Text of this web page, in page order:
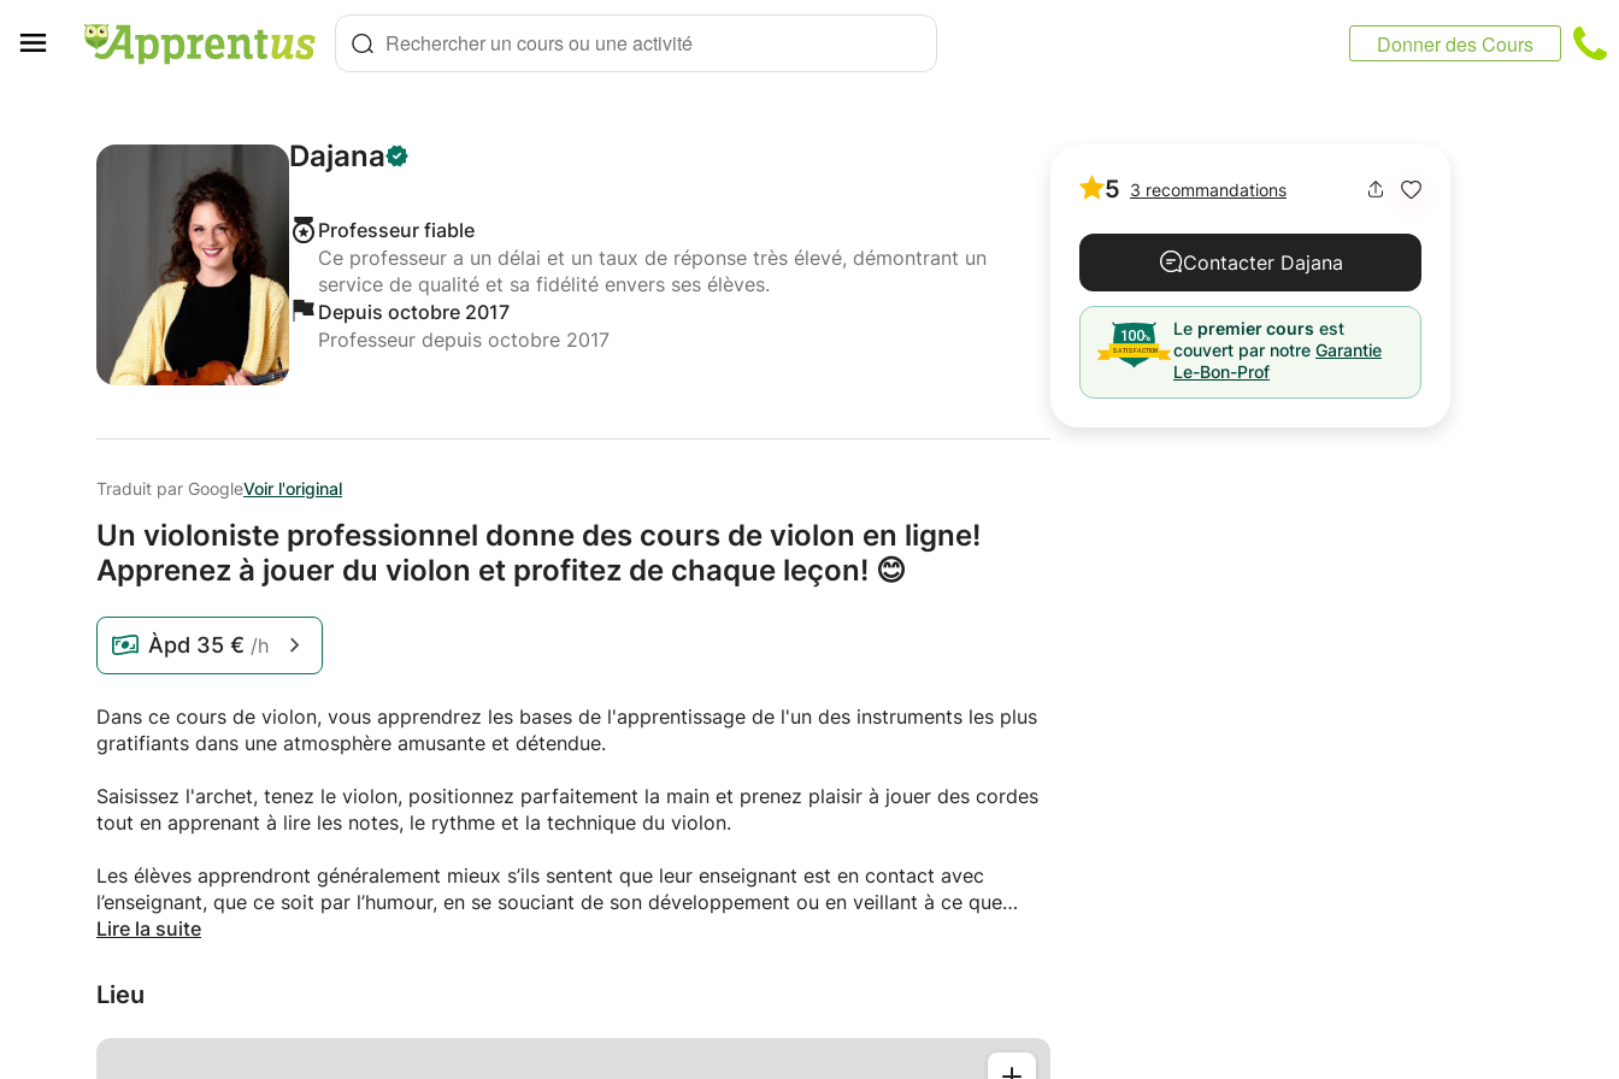
Rechercher un cours ou une activité Donner des Cours
Dajana
Professeur fiable
Ce professeur a un délai et un taux de réponse très élevé, démontrant un
service de qualité et sa fidélité envers ses élèves.
Depuis octobre 2017
Professeur depuis octobre 2017
Traduit par GoogleVoir l'original
Un violoniste professionnel donne des cours de violon en ligne!
Apprenez à jouer du violon et profitez de chaque leçon! 😊
Àpd 35 € /h
Dans ce cours de violon, vous apprendrez les bases de l'apprentissage de l'un des instruments les plus
gratifiants dans une atmosphère amusante et détendue.
Saisissez l'archet, tenez le violon, positionnez parfaitement la main et prenez plaisir à jouer des cordes
tout en apprenant à lire les notes, le rythme et la technique du violon.
Les élèves apprendront généralement mieux s’ils sentent que leur enseignant est en contact avec
l’enseignant, que ce soit par l’humour, en se souciant de son développement ou en veillant à ce que
l’enseignant consacre le même temps à tous les élèves du groupe.
Vous ne regretterez pas. 😊
Lire la suite
Lieu
5 3 recommandations
Contacter Dajana
Le premier cours est
couvert par notre Garantie
Le-Bon-Prof